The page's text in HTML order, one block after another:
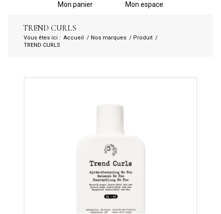
Mon panier Mon espace
TREND CURLS
Vous êtes ici : Accueil / Nos marques / Produit /
TREND CURLS